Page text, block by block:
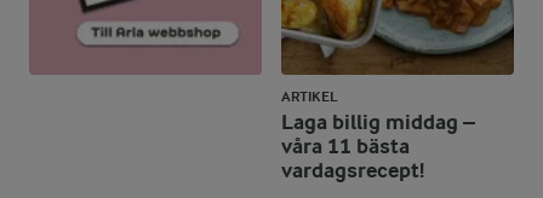
ARTIKEL
Laga billig middag –
våra 11 bästa
vardagsrecept!